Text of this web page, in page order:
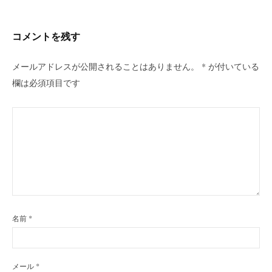
シ
ョ
ン
コメントを残す
メールアドレスが公開されることはありません。 * が付いている
欄は必須項目です
名前 *
メール *